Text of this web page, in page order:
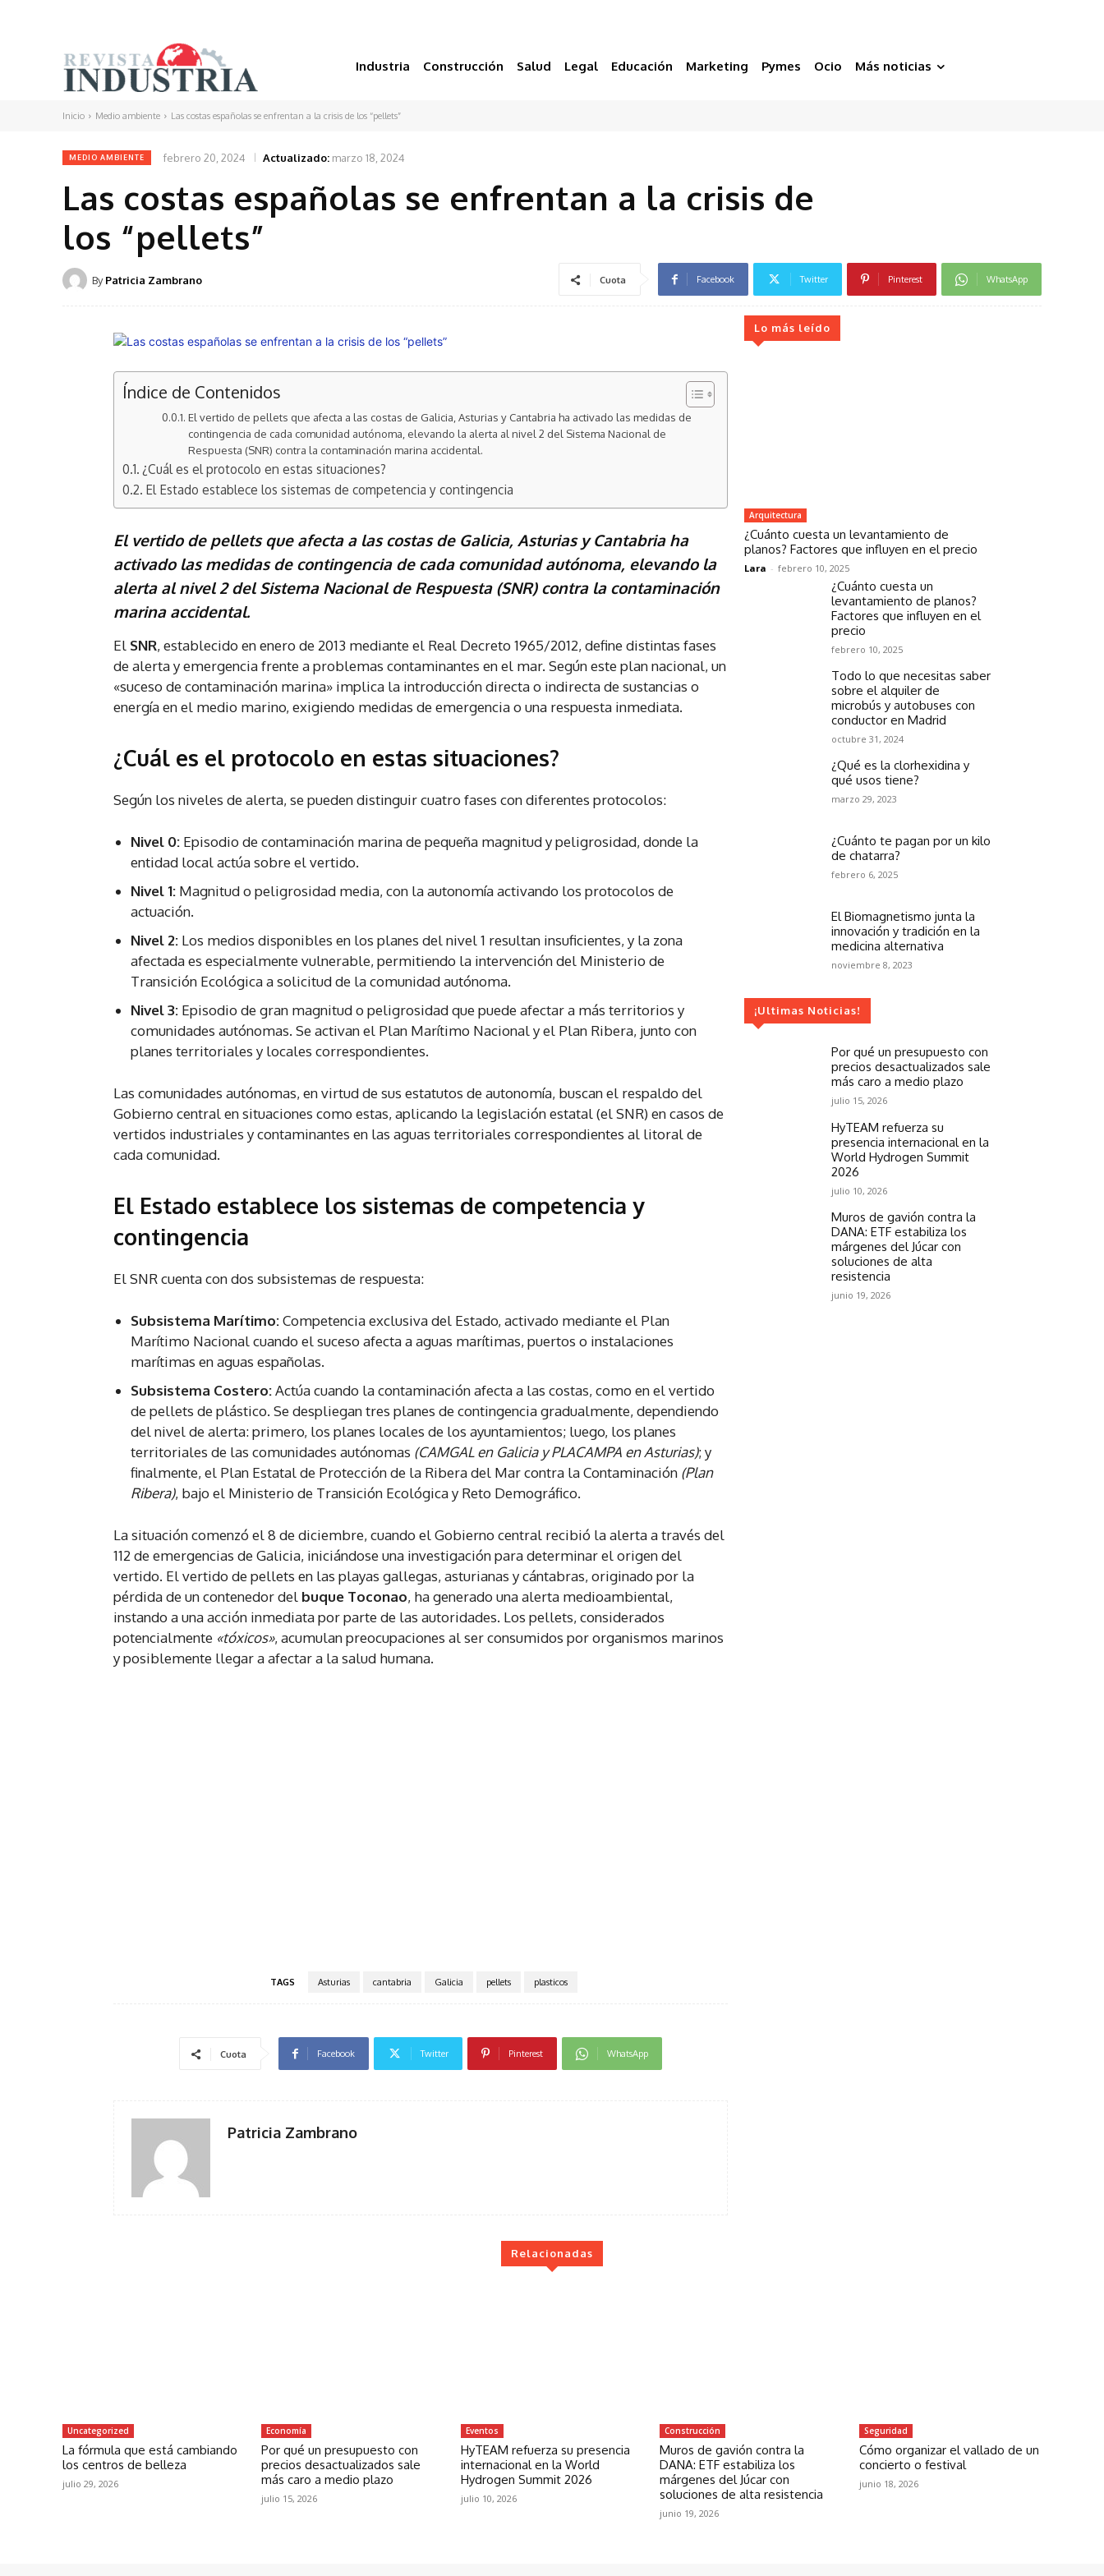
Industria Construcción Salud Legal Educación Marketing Pymes Ocio Más noticias
Inicio Medio ambiente Las costas españolas se enfrentan a la crisis de los “pellets”
MEDIO AMBIENTE febrero 20, 2024 Actualizado: marzo 18, 2024
Las costas españolas se enfrentan a la crisis de
los “pellets”
By Patricia Zambrano Cuota Facebook Twitter Pinterest WhatsApp
Índice de Contenidos
El vertido de pellets que afecta a las costas de Galicia, Asturias y Cantabria ha activado las medidas de
contingencia de cada comunidad autónoma, elevando la alerta al nivel 2 del Sistema Nacional de
Respuesta (SNR) contra la contaminación marina accidental.
¿Cuál es el protocolo en estas situaciones?
El Estado establece los sistemas de competencia y contingencia
El vertido de pellets que afecta a las costas de Galicia, Asturias y Cantabria ha
activado las medidas de contingencia de cada comunidad autónoma, elevando la
alerta al nivel 2 del Sistema Nacional de Respuesta (SNR) contra la contaminación
marina accidental.
El SNR, establecido en enero de 2013 mediante el Real Decreto 1965/2012, define distintas fases
de alerta y emergencia frente a problemas contaminantes en el mar. Según este plan nacional, un
«suceso de contaminación marina» implica la introducción directa o indirecta de sustancias o
energía en el medio marino, exigiendo medidas de emergencia o una respuesta inmediata.
¿Cuál es el protocolo en estas situaciones?
Según los niveles de alerta, se pueden distinguir cuatro fases con diferentes protocolos:
Nivel 0: Episodio de contaminación marina de pequeña magnitud y peligrosidad, donde la
entidad local actúa sobre el vertido.
Nivel 1: Magnitud o peligrosidad media, con la autonomía activando los protocolos de
actuación.
Nivel 2: Los medios disponibles en los planes del nivel 1 resultan insuficientes, y la zona
afectada es especialmente vulnerable, permitiendo la intervención del Ministerio de
Transición Ecológica a solicitud de la comunidad autónoma.
Nivel 3: Episodio de gran magnitud o peligrosidad que puede afectar a más territorios y
comunidades autónomas. Se activan el Plan Marítimo Nacional y el Plan Ribera, junto con
planes territoriales y locales correspondientes.
Las comunidades autónomas, en virtud de sus estatutos de autonomía, buscan el respaldo del
Gobierno central en situaciones como estas, aplicando la legislación estatal (el SNR) en casos de
vertidos industriales y contaminantes en las aguas territoriales correspondientes al litoral de
cada comunidad.
El Estado establece los sistemas de competencia y
contingencia
El SNR cuenta con dos subsistemas de respuesta:
Subsistema Marítimo:Competencia exclusiva del Estado, activado mediante el Plan
Marítimo Nacional cuando el suceso afecta a aguas marítimas, puertos o instalaciones
marítimas en aguas españolas.
Subsistema Costero:Actúa cuando la contaminación afecta a las costas, como en el vertido
de pellets de plástico. Se despliegan tres planes de contingencia gradualmente, dependiendo
del nivel de alerta: primero, los planes locales de los ayuntamientos; luego, los planes
territoriales de las comunidades autónomas (CAMGAL en Galicia y PLACAMPA en Asturias); y
finalmente, el Plan Estatal de Protección de la Ribera del Mar contra la Contaminación (Plan
Ribera), bajo el Ministerio de Transición Ecológica y Reto Demográfico.
La situación comenzó el 8 de diciembre, cuando el Gobierno central recibió la alerta a través del
112 de emergencias de Galicia, iniciándose una investigación para determinar el origen del
vertido. El vertido de pellets en las playas gallegas, asturianas y cántabras, originado por la
pérdida de un contenedor del buque Toconao, ha generado una alerta medioambiental,
instando a una acción inmediata por parte de las autoridades. Los pellets, considerados
potencialmente «tóxicos», acumulan preocupaciones al ser consumidos por organismos marinos
y posiblemente llegar a afectar a la salud humana.
TAGS Asturias cantabria Galicia pellets plasticos
Cuota Facebook Twitter Pinterest WhatsApp
Patricia Zambrano
Lo más leído
Arquitectura
¿Cuánto cuesta un levantamiento de
planos? Factores que influyen en el precio
Lara - febrero 10, 2025
¿Cuánto cuesta un
levantamiento de planos?
Factores que influyen en el
precio
febrero 10, 2025
Todo lo que necesitas saber
sobre el alquiler de
microbús y autobuses con
conductor en Madrid
octubre 31, 2024
¿Qué es la clorhexidina y
qué usos tiene?
marzo 29, 2023
¿Cuánto te pagan por un kilo
de chatarra?
febrero 6, 2025
El Biomagnetismo junta la
innovación y tradición en la
medicina alternativa
noviembre 8, 2023
¡Ultimas Noticias!
Por qué un presupuesto con
precios desactualizados sale
más caro a medio plazo
julio 15, 2026
HyTEAM refuerza su
presencia internacional en la
World Hydrogen Summit
2026
julio 10, 2026
Muros de gavión contra la
DANA: ETF estabiliza los
márgenes del Júcar con
soluciones de alta
resistencia
junio 19, 2026
Relacionadas
Uncategorized
La fórmula que está cambiando
los centros de belleza
julio 29, 2026
Economía
Por qué un presupuesto con
precios desactualizados sale
más caro a medio plazo
julio 15, 2026
Eventos
HyTEAM refuerza su presencia
internacional en la World
Hydrogen Summit 2026
julio 10, 2026
Construcción
Muros de gavión contra la
DANA: ETF estabiliza los
márgenes del Júcar con
soluciones de alta resistencia
junio 19, 2026
Seguridad
Cómo organizar el vallado de un
concierto o festival
junio 18, 2026